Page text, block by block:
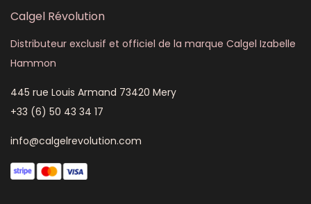
Calgel Révolution
Distributeur exclusif et officiel de la marque Calgel Izabelle
Hammon
445 rue Louis Armand 73420 Mery
+33 (6) 50 43 34 17
info@calgelrevolution.com